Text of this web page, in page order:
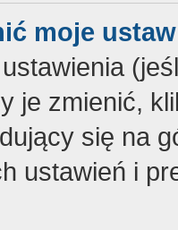
moje
je zmienić,
się na
ustawień i